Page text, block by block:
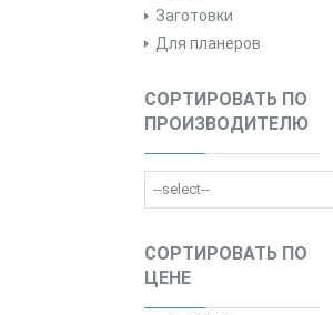
Заготовки
Для планеров
СОРТИРОВАТЬ ПО
ПРОИЗВОДИТЕЛЮ
СОРТИРОВАТЬ ПО
ЦЕНЕ